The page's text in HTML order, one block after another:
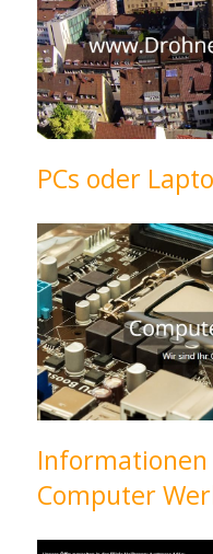
PCs oder
Computer